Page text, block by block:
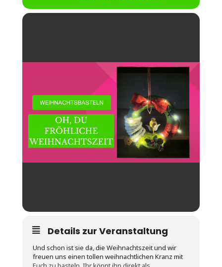
Details zur Veranstaltung
Und schon ist sie da, die Weihnachtszeit und wir
freuen uns einen tollen weihnachtlichen Kranz mit